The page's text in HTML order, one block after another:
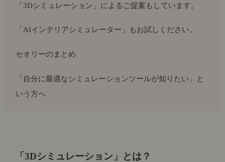
「3Dシミュレーション」とは？
「3Dシミュレーション」によるご提案もしています。
「AIインテリアシミュレーター」もお試しください。
セオリーのまとめ
「自分に最適なシミュレーションツールが知りたい」と
いう方へ